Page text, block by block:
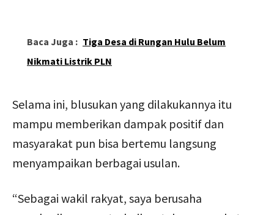
Baca Juga : Tiga Desa di Rungan Hulu Belum
Nikmati Listrik PLN
Selama ini, blusukan yang dilakukannya itu
mampu memberikan dampak positif dan
masyarakat pun bisa bertemu langsung
menyampaikan berbagai usulan.
“Sebagai wakil rakyat, saya berusaha